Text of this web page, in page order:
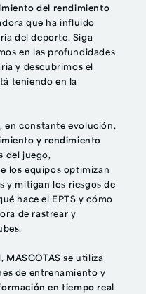
del rendimiento
que ha influido
del deporte. Siga
en las profundidades
y descubrimos el
teniendo en la
en constante evolución,
y rendimiento
del juego,
los equipos optimizan
y mitigan los riesgos de
hace el EPTS y cómo
de rastrear y
MASCOTAS se utiliza
de entrenamiento y
en tiempo real